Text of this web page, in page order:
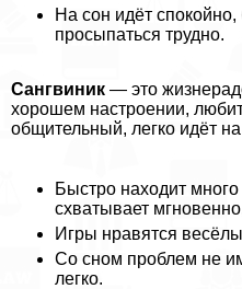
На сон идёт спокойно,
просыпаться трудно.
Сангвиник — это
хорошем настроении,
общительный, легко идёт на
Быстро находит
схватывает
Игры нравятся
Со сном проблем не
легко.